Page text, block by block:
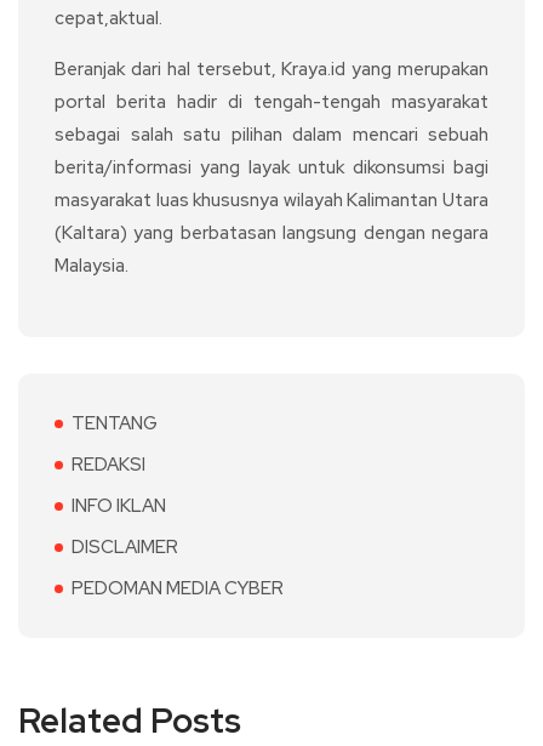
cepat,aktual.
Beranjak dari hal tersebut, Kraya.id yang merupakan
portal berita hadir di tengah-tengah masyarakat
sebagai salah satu pilihan dalam mencari sebuah
berita/informasi yang layak untuk dikonsumsi bagi
masyarakat luas khususnya wilayah Kalimantan Utara
(Kaltara) yang berbatasan langsung dengan negara
Malaysia.
TENTANG
REDAKSI
INFO IKLAN
DISCLAIMER
PEDOMAN MEDIA CYBER
Related Posts